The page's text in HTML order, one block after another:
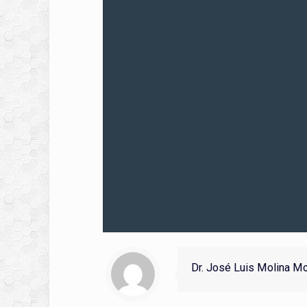
Dr. José Luis Molina